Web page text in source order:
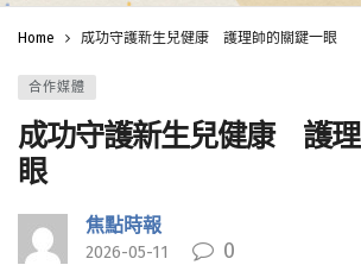
Home 成功守護新生兒健康 護理師的關鍵一眼
合作媒體
成功守護新生兒健康 護
眼
焦點時報
2026-05-11 0